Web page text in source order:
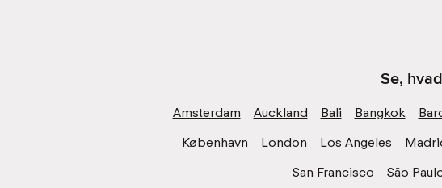
Se,
Amsterdam Auckland Bali Bangkok
København
London Los Angeles
San Francisco
São